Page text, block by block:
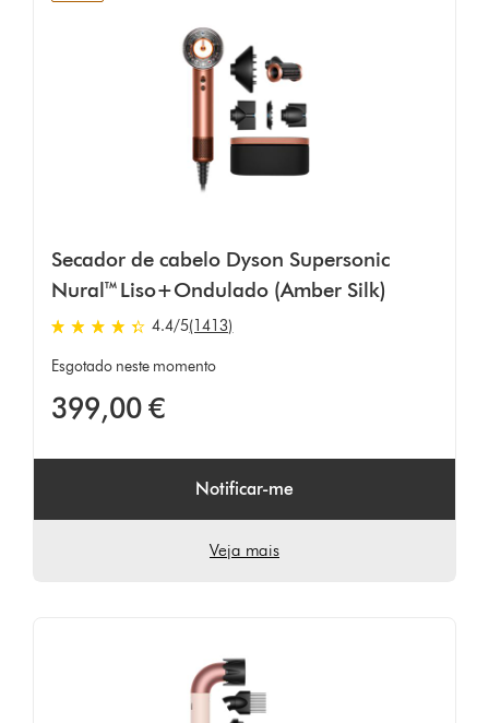
Secador de cabelo Dyson Supersonic
Nural™ Liso+Ondulado (Amber Silk)
4.4
estrelas
de
5
em
4.4/5(1413)
Esgotado neste momento
399,00 €
Notificar-me
Veja mais